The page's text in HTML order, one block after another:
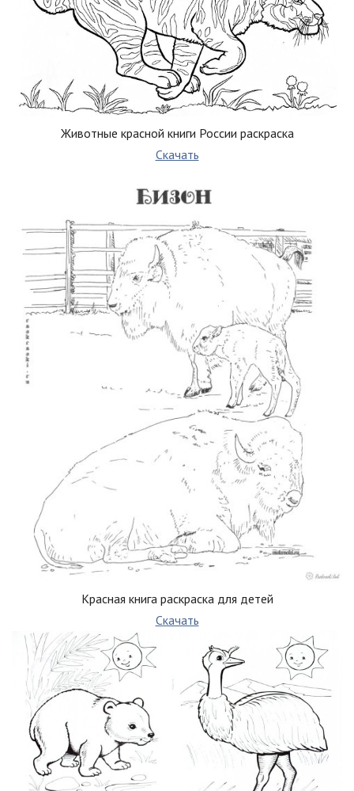
Животные красной книги России раскраска
Скачать
Красная книга раскраска для детей
Скачать